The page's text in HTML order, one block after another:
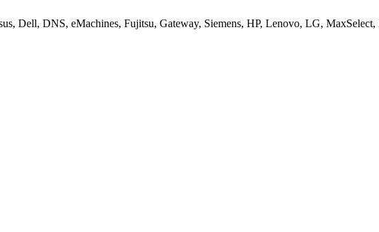
Dell, DNS, eMachines, Fujitsu, Gateway, Siemens, HP, Lenovo, LG,